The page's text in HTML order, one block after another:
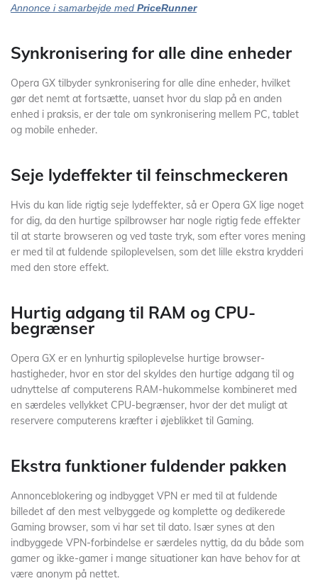
Annonce i samarbejde med PriceRunner
Synkronisering for alle dine enheder
Opera GX tilbyder synkronisering for alle dine enheder, hvilket
gør det nemt at fortsætte, uanset hvor du slap på en anden
enhed i praksis, er der tale om synkronisering mellem PC, tablet
og mobile enheder.
Seje lydeffekter til feinschmeckeren
Hvis du kan lide rigtig seje lydeffekter, så er Opera GX lige noget
for dig, da den hurtige spilbrowser har nogle rigtig fede effekter
til at starte browseren og ved taste tryk, som efter vores mening
er med til at fuldende spiloplevelsen, som det lille ekstra krydderi
med den store effekt.
Hurtig adgang til RAM og CPU-
begrænser
Opera GX er en lynhurtig spiloplevelse hurtige browser-
hastigheder, hvor en stor del skyldes den hurtige adgang til og
udnyttelse af computerens RAM-hukommelse kombineret med
en særdeles vellykket CPU-begrænser, hvor der det muligt at
reservere computerens kræfter i øjeblikket til Gaming.
Ekstra funktioner fuldender pakken
Annonceblokering og indbygget VPN er med til at fuldende
billedet af den mest velbyggede og komplette og dedikerede
Gaming browser, som vi har set til dato. Især synes at den
indbyggede VPN-forbindelse er særdeles nyttig, da du både som
gamer og ikke-gamer i mange situationer kan have behov for at
være anonym på nettet.